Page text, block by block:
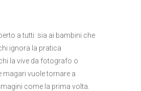
a tutti: sia ai bambini che
ignora la pratica
la vive da fotografo o
magari vuole tornare a
come la prima volta.